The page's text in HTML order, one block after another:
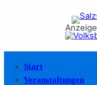
Anzeige
Start
Veranstaltungen